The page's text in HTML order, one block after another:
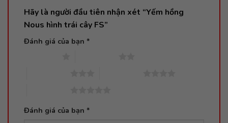
Hãy là người đầu tiên nhận xét “Yếm hồng
Nous hình trái cây FS”
Đánh giá của bạn *
Đánh giá của bạn *